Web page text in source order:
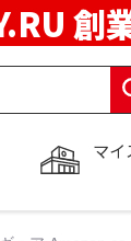
創
マイ